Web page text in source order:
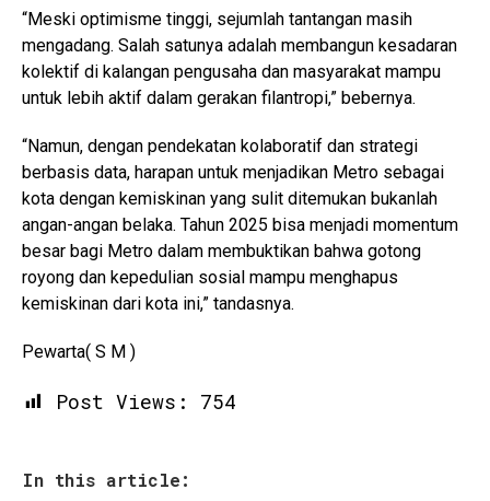
“Meski optimisme tinggi, sejumlah tantangan masih
mengadang. Salah satunya adalah membangun kesadaran
kolektif di kalangan pengusaha dan masyarakat mampu
untuk lebih aktif dalam gerakan filantropi,” bebernya.
“Namun, dengan pendekatan kolaboratif dan strategi
berbasis data, harapan untuk menjadikan Metro sebagai
kota dengan kemiskinan yang sulit ditemukan bukanlah
angan-angan belaka. Tahun 2025 bisa menjadi momentum
besar bagi Metro dalam membuktikan bahwa gotong
royong dan kepedulian sosial mampu menghapus
kemiskinan dari kota ini,” tandasnya.
Pewarta( S M )
Post Views: 754
In this article: